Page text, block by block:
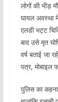
लोगों की भीड़
घायल अवस्था
एलडी भट्ट
बाद उसे मृत
वर्ष बताई जा
पत्र, मोबाइल
पुलिस का